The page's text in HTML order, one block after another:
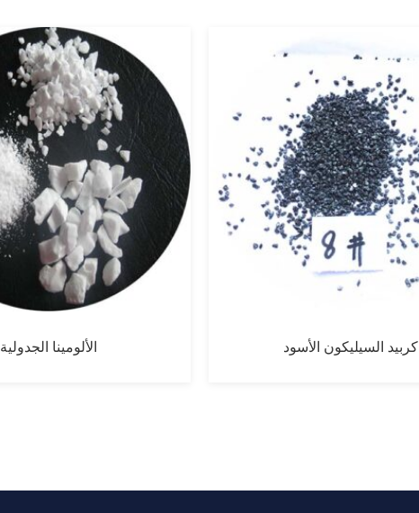
كربيد السيليكون الأسود الألومينا الجدولية